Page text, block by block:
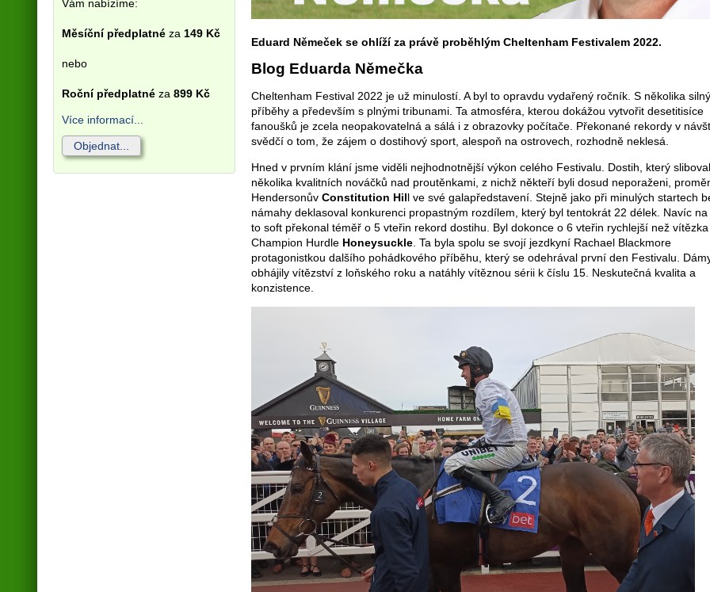
Vám nabízíme:
Měsíční předplatné za 149 Kč
nebo
Roční předplatné za 899 Kč
Více informací...
Objednat...
Eduard Němeček se ohlíží za právě proběhlým Cheltenham Festivalem 2022.
Blog Eduarda Němečka
Cheltenham Festival 2022 je už minulostí. A byl to opravdu vydařený ročník. S několika
příběhy a především s plnými tribunami. Ta atmosféra, kterou dokážou vytvořit desetitisíce
fanoušků je zcela neopakovatelná a sálá i z obrazovky počítače. Překonané rekordy v
svědčí o tom, že zájem o dostihový sport, alespoň na ostrovech, rozhodně neklesá.
Hned v prvním klání jsme viděli nejhodnotnější výkon celého Festivalu. Dostih, který
několika kvalitních nováčků nad proutěnkami, z nichž někteří byli dosud neporaženi,
Hendersonův Constitution Hill ve své galapředstavení. Stejně jako při minulých startech
námahy deklasoval konkurenci propastným rozdílem, který byl tentokrát 22 délek. Navíc
to soft překonal téměř o 5 vteřin rekord dostihu. Byl dokonce o 6 vteřin rychlejší než vítězka
Champion Hurdle Honeysuckle . Ta byla spolu se svojí jezdkyní Rachael Blackmore
protagonistkou dalšího pohádkového příběhu, který se odehrával první den Festivalu.
obhájily vítězství z loňského roku a natáhly vítěznou sérii k číslu 15. Neskutečná kvalita a
konzistence.